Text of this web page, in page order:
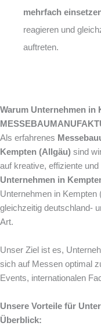
mehrfach
reagieren und
auftreten.
Warum Unternehmen in
Als erfahrenes
Kempten (Allgäu) sind
auf kreative, effiziente und
Unternehmen in
Unternehmen in
gleichzeitig deutschland-
Art.
Unser Ziel ist es,
sich auf Messen optimal
Events, internationalen
Unsere Vorteile für
Überblick: